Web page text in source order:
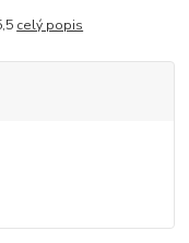
celý popis